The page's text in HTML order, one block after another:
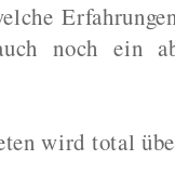
noch ein
wird total